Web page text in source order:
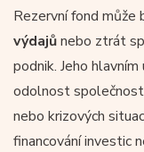
Rezervní fond může
výdajůnebo ztrát
podnik. Jeho
odolnost
nebo krizových
financování investic